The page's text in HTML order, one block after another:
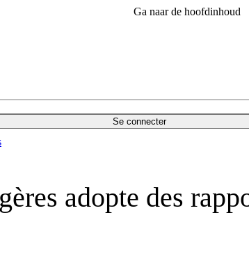
Ga naar de hoofdinhoud
Se connecter
adopte des